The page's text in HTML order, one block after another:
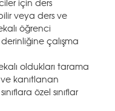
için ders
veya ders ve
öğrenci
çalışma
oldukları tarama
kanıtlanan
özel sınıflar